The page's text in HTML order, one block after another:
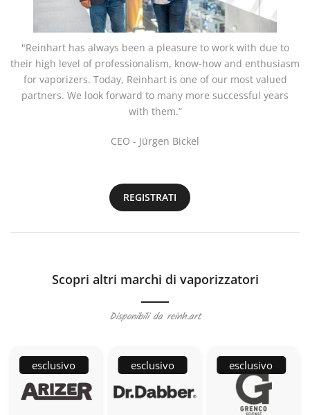
"Reinhart has always been a pleasure to work with due to
their high level of professionalism, know-how and enthusiasm
for vaporizers. Today, Reinhart is one of our most valued
partners. We look forward to many more successful years
with them.“
CEO - Jürgen Bickel
REGISTRATI
Scopri altri marchi di vaporizzatori
Disponibili da reinh.art
esclusivo esclusivo esclusivo